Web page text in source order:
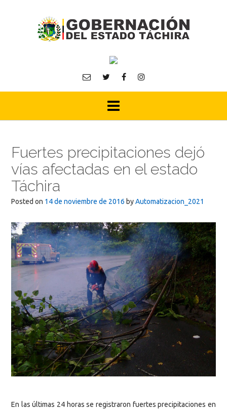
Fuertes precipitaciones dejó
vías afectadas en el estado
Táchira
Posted on 14 de noviembre de 2016 byAutomatizacion_2021
En las últimas 24 horas se registraron fuertes precipitaciones en